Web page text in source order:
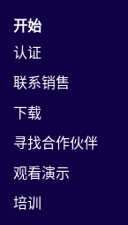
开始
认证
联系销售
下载
寻找合作伙伴
观看演示
培训